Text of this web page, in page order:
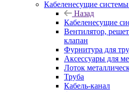
Кабеленесущие системы
Назад
Кабеленесущие
Вентилятор,
клапан
Фурнитура для
Аксессуары для
Лоток
Труба
Кабель-канал